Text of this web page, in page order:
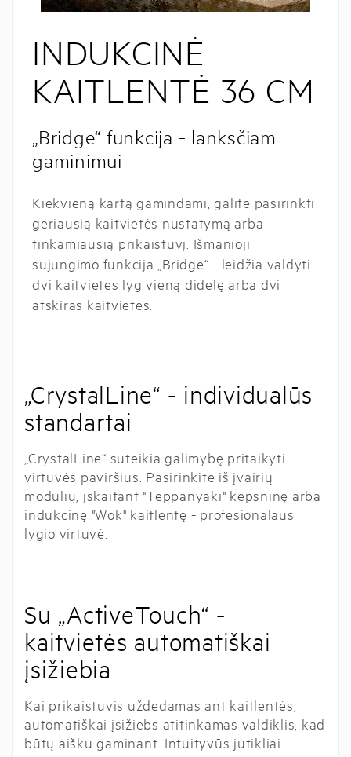
INDUKCINĖ
KAITLENTĖ 36 CM
„Bridge“ funkcija - lanksčiam
gaminimui
Kiekvieną kartą gamindami, galite pasirinkti
geriausią kaitvietės nustatymą arba
tinkamiausią prikaistuvį. Išmanioji
sujungimo funkcija „Bridge“ - leidžia valdyti
dvi kaitvietes lyg vieną didelę arba dvi
atskiras kaitvietes.
„CrystalLine“ - individualūs
standartai
„CrystalLine“ suteikia galimybę pritaikyti
virtuvės paviršius. Pasirinkite iš įvairių
modulių, įskaitant "Teppanyaki" kepsninę arba
indukcinę "Wok" kaitlentę - profesionalaus
lygio virtuvė.
Su „ActiveTouch“ -
kaitvietės automatiškai
įsižiebia
Kai prikaistuvis uždedamas ant kaitlentės,
automatiškai įsižiebs atitinkamas valdiklis, kad
būtų aišku gaminant. Intuityvūs jutikliai